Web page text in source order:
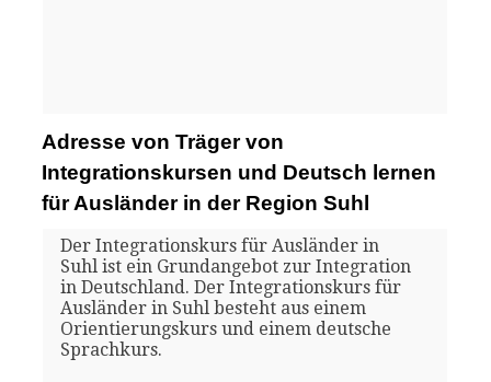
Adresse von Träger von
Integrationskursen und Deutsch lernen
für Ausländer in der Region Suhl
Der Integrationskurs für Ausländer in
Suhl ist ein Grundangebot zur Integration
in Deutschland. Der Integrationskurs für
Ausländer in Suhl besteht aus einem
Orientierungskurs und einem deutsche
Sprachkurs.